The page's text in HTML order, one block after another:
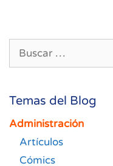
Temas del Blog
Administración
Artículos
Cómics